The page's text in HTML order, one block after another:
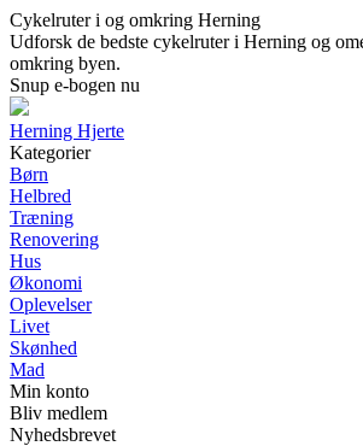
Cykelruter i og omkring Herning
Udforsk de bedste cykelruter i Herning og
omkring byen.
Snup e-bogen nu
Herning Hjerte
Kategorier
Børn
Helbred
Træning
Renovering
Hus
Økonomi
Oplevelser
Livet
Skønhed
Mad
Min konto
Bliv medlem
Nyhedsbrevet